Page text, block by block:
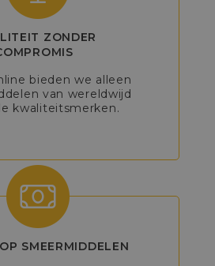
ZONDER
bieden we alleen
van wereldwijd
kwaliteitsmerken.
SMEERMIDDELEN